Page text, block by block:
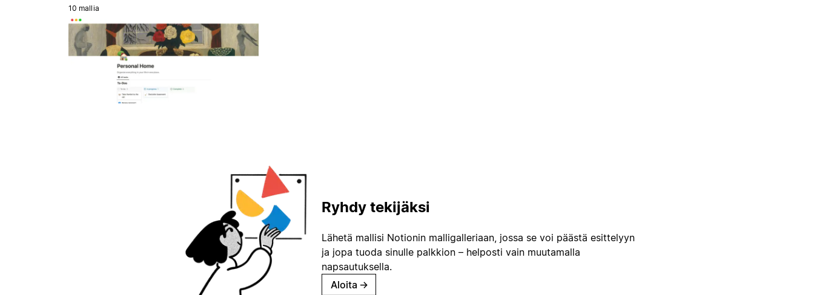
10 mallia
Ryhdy tekijäksi
Lähetä mallisi Notionin malligalleriaan, jossa se voi päästä esittelyyn
ja jopa tuoda sinulle palkkion – helposti vain muutamalla
napsautuksella.
Aloita →